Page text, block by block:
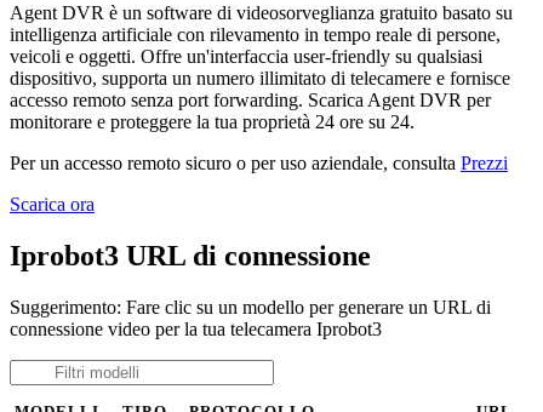
Agent DVR è un software di videosorveglianza gratuito basato su
intelligenza artificiale con rilevamento in tempo reale di persone,
veicoli e oggetti. Offre un'interfaccia user-friendly su qualsiasi
dispositivo, supporta un numero illimitato di telecamere e fornisce
accesso remoto senza port forwarding. Scarica Agent DVR per
monitorare e proteggere la tua proprietà 24 ore su 24.
Per un accesso remoto sicuro o per uso aziendale, consulta Prezzi
Scarica ora
Iprobot3 URL di connessione
Suggerimento: Fare clic su un modello per generare un URL di
connessione video per la tua telecamera Iprobot3